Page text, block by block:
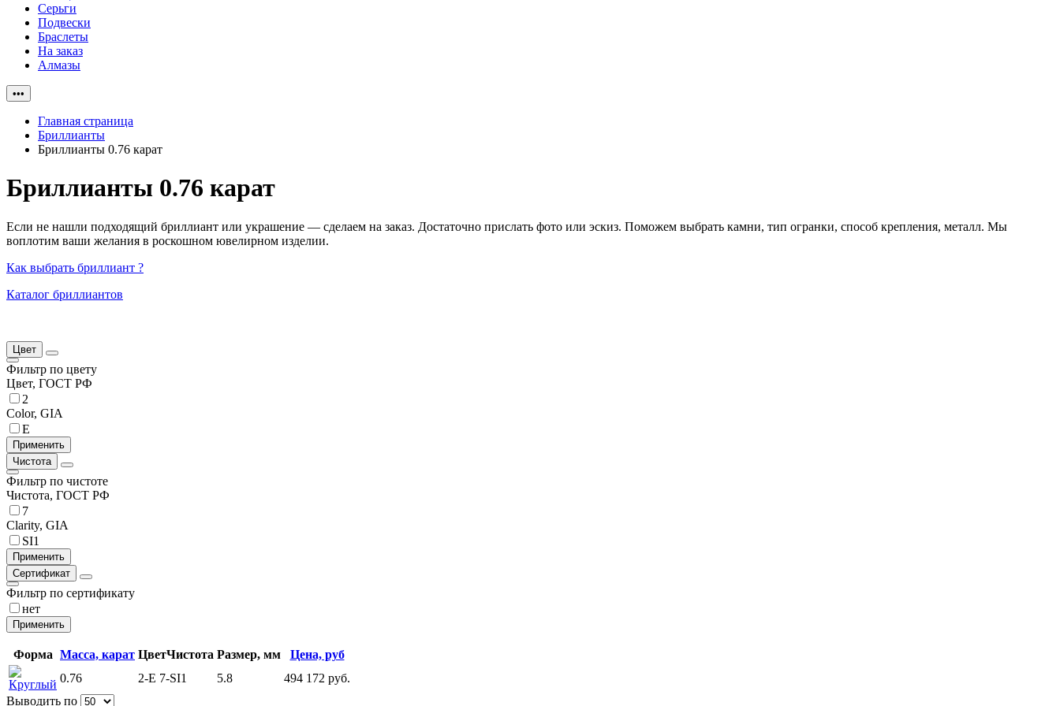
Серьги
Подвески
Браслеты
На заказ
Алмазы
•••
Главная страница
Бриллианты
Бриллианты 0.76 карат
Бриллианты 0.76 карат
Если не нашли подходящий бриллиант или украшение — сделаем на заказ. Достаточно прислать фото или эскиз. Поможем выбрать камни, тип огранки, способ крепления, металл. Мы
воплотим ваши желания в роскошном ювелирном изделии.
Как выбрать бриллиант ?
Каталог бриллиантов
Цвет
Фильтр по цвету
Цвет, ГОСТ РФ
2
Color, GIA
E
Чистота
Фильтр по чистоте
Чистота, ГОСТ РФ
7
Clarity, GIA
SI1
Сертификат
Фильтр по сертификату
нет
Форма Масса, карат ЦветЧистота Размер, мм Цена, руб
Круглый 0.76 2-E 7-SI1 5.8
494 172 руб.
Выводить по